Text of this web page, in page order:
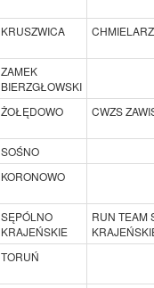
KRUSZWICA
ZAMEK
BIERZGŁOWSKI
ŻOŁĘDOWO CWZS
SOŚNO
KORONOWO
SĘPÓLNO
KRAJEŃSKIE
RUN TEAM
TORUŃ